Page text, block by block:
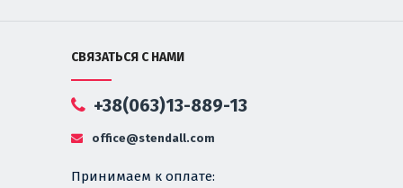
СВЯЗАТЬСЯ С НАМИ
+38(063)13-889-13
office@stendall.com
Принимаем к оплате: